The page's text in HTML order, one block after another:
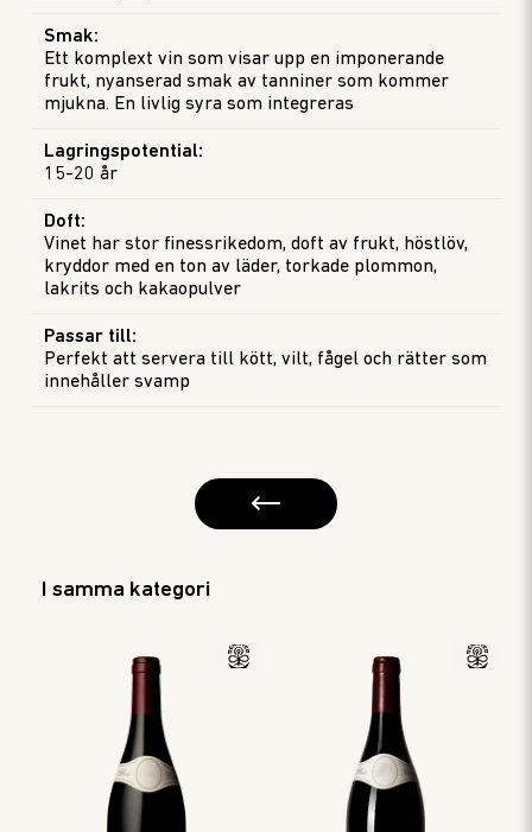
Doft:
Vinet har stor finessrikedom, doft av frukt, höstlöv,
kryddor med en ton av läder, torkade plommon,
lakrits och kakaopulver
Smak:
Ett komplext vin som visar upp en imponerande
frukt, nyanserad smak av tanniner som kommer
mjukna. En livlig syra som integreras
Passar till:
Perfekt att servera till kött, vilt, fågel och rätter som
innehåller svamp
Lagringspotential:
15-20 år
I samma kategori